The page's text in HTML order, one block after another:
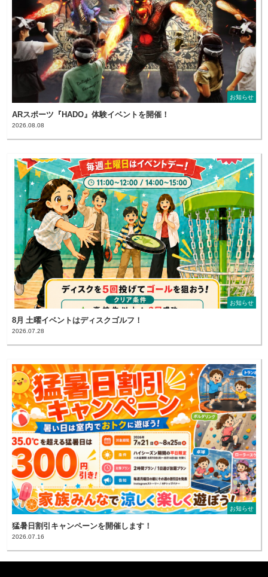
お知らせ
ARスポーツ『HADO』体験イベントを開催！
2026.08.08
お知らせ
8月 土曜イベントはディスクゴルフ！
2026.07.28
お知らせ
猛暑日割引キャンペーンを開催します！
2026.07.16